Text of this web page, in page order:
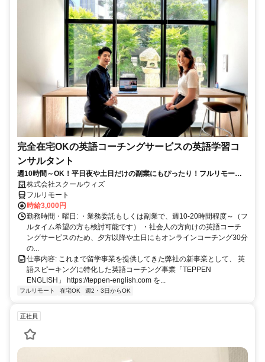
完全在宅OKの英語コーチングサービスの英語学習コ
ンサルタント
週10時間～OK！平日夜や土日だけの副業にもぴったり！フルリモート
OKなので世界のどこからでも働けます！
株式会社スクールウィズ
フルリモート
時給3,000円
勤務時間・曜日: ・業務委託もしくは副業で、週10-20時間程度～（フ
ルタイム希望の方も検討可能です） ・社会人の方向けの英語コーチ
ングサービスのため、夕方以降や土日にもオンラインコーチング30分
の...
仕事内容: これまで留学事業を提供してきた弊社の新事業として、 英
語スピーキングに特化した英語コーチング事業「TEPPEN
ENGLISH」 https://teppen-english.com を...
フルリモート 在宅OK 週2・3日からOK
正社員